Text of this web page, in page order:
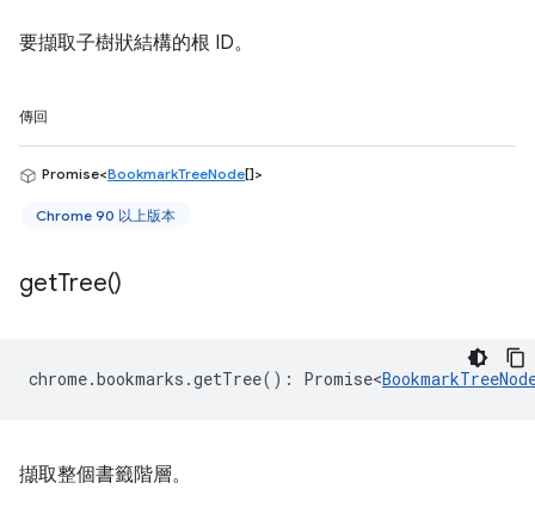
要擷取子樹狀結構的根 ID。
傳回
Promise<BookmarkTreeNode[]>
Chrome 90 以上版本
getTree()
chrome.bookmarks .getTree() : Promise<
擷取整個書籤階層。